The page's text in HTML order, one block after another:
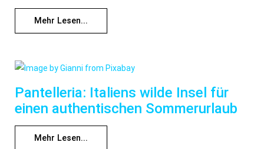
Mehr Lesen...
Pantelleria: Italiens wilde Insel für
einen authentischen Sommerurlaub
Mehr Lesen...